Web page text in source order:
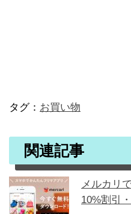
タグ： お買い物
関連記事
メルカリ
10%割引